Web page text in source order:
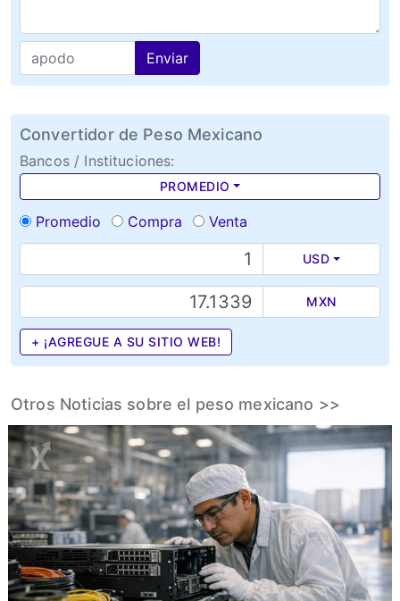
Enviar
Convertidor de Peso Mexicano
Bancos / Instituciones:
PROMEDIO
Promedio Compra Venta
USD
MXN
+ ¡AGREGUE A SU SITIO WEB!
Otros Noticias sobre el peso mexicano >>